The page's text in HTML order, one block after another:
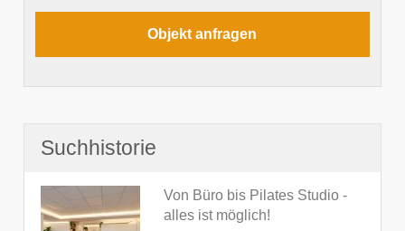
Suchhistorie
Von Büro bis Pilates Studio -
alles ist möglich!